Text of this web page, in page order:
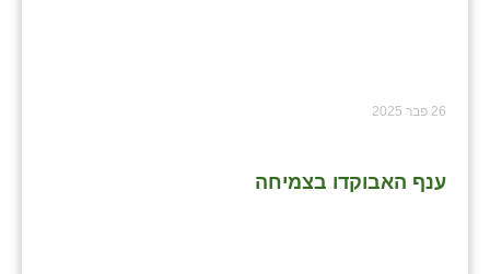
26 פבר 2025
ענף האבוקדו בצמיחה